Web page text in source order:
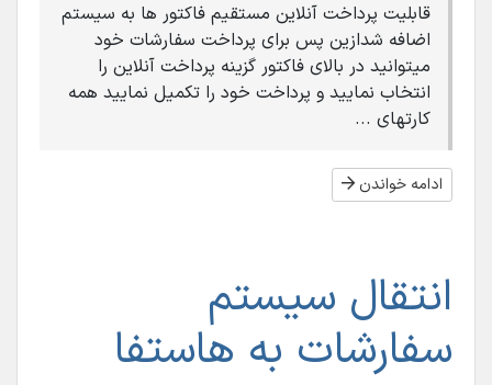
قابلیت پرداخت آنلاین مستقیم فاکتور ها به سیستم
اضافه شدازین پس برای پرداخت سفارشات خود
میتوانید در بالای فاکتور گزینه پرداخت آنلاین را
انتخاب نمایید و پرداخت خود را تکمیل نمایید همه
کارتهای ...
ادامه خواندن
انتقال سیستم
سفارشات به هاستفا